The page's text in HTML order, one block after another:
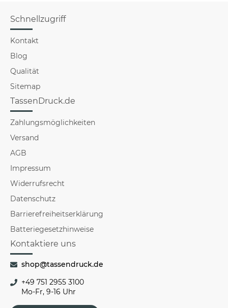
Schnellzugriff
Kontakt
Blog
Qualität
Sitemap
TassenDruck.de
Zahlungsmöglichkeiten
Versand
AGB
Impressum
Widerrufsrecht
Datenschutz
Barrierefreiheitserklärung
Batteriegesetzhinweise
Kontaktiere uns
shop@tassendruck.de
+49 751 2955 3100
Mo-Fr, 9-16 Uhr